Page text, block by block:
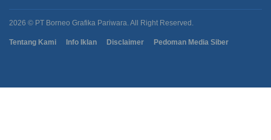
2026 © PT Borneo Grafika Pariwara. All Right Reserved.
Tentang Kami Info Iklan Disclaimer Pedoman Media Siber